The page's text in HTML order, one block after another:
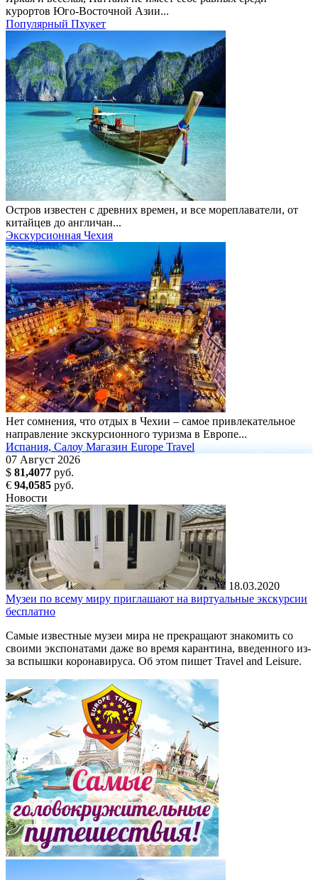
курортов Юго-Восточной Азии...
Популярный Пхукет
Остров известен с древних времен, и все мореплаватели, от
китайцев до англичан...
Экскурсионная Чехия
Нет сомнения, что отдых в Чехии – самое привлекательное
направление экскурсионного туризма в Европе...
Испания, Салоу Магазин Europe Travel
07 Август 2026
$ 81,4077 руб.
€ 94,0585 руб.
Новости
18.03.2020
Музеи по всему миру приглашают на виртуальные экскурсии
бесплатно
Самые известные музеи мира не прекращают знакомить со
своими экспонатами даже во время карантина, введенного из-
за вспышки коронавируса. Об этом пишет Travel and Leisure.